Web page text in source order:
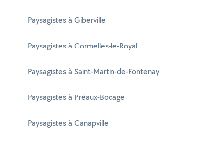
Paysagistes à Giberville
Paysagistes à Cormelles-le-Royal
Paysagistes à Saint-Martin-de-Fontenay
Paysagistes à Préaux-Bocage
Paysagistes à Canapville